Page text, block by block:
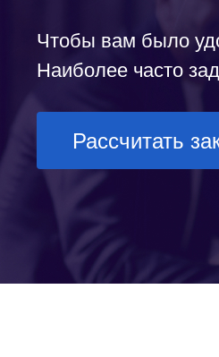
Чтобы вам было
Наиболее часто
Рассчитать